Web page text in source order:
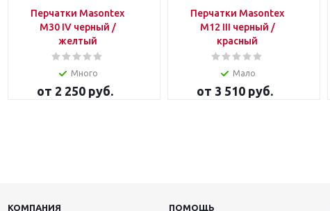
Перчатки Masontex
M30 IV черный /
желтый
Много
от 2 250 руб.
Перчатки Masontex
M12 III черный /
красный
Мало
от 3 510 руб.
КОМПАНИЯ ПОМОЩЬ